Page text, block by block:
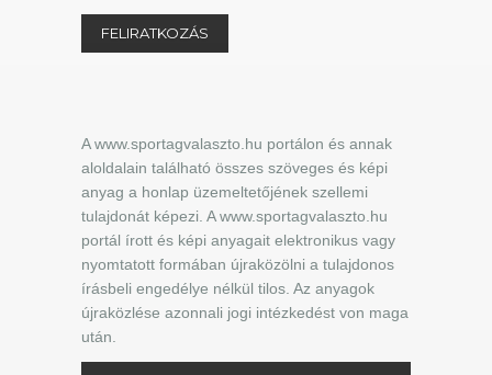
A www.sportagvalaszto.hu portálon és annak
aloldalain található összes szöveges és képi
anyag a honlap üzemeltetőjének szellemi
tulajdonát képezi. A www.sportagvalaszto.hu
portál írott és képi anyagait elektronikus vagy
nyomtatott formában újraközölni a tulajdonos
írásbeli engedélye nélkül tilos. Az anyagok
újraközlése azonnali jogi intézkedést von maga
után.